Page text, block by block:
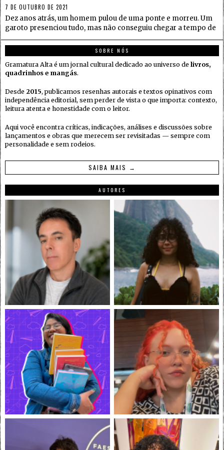
7 DE OUTUBRO DE 2021
Dez anos atrás, um homem pulou de uma ponte e morreu. Um
garoto presenciou tudo, mas não conseguiu chegar a tempo de
SOBRE NÓS
Gramatura Alta é um jornal cultural dedicado ao universo de livros,
quadrinhos e mangás.
Desde 2015, publicamos resenhas autorais e textos opinativos com
independência editorial, sem perder de vista o que importa: contexto,
leitura atenta e honestidade com o leitor.
Aqui você encontra críticas, indicações, análises e discussões sobre
lançamentos e obras que merecem ser revisitadas — sempre com
personalidade e sem rodeios.
SAIBA MAIS →
AUTORES